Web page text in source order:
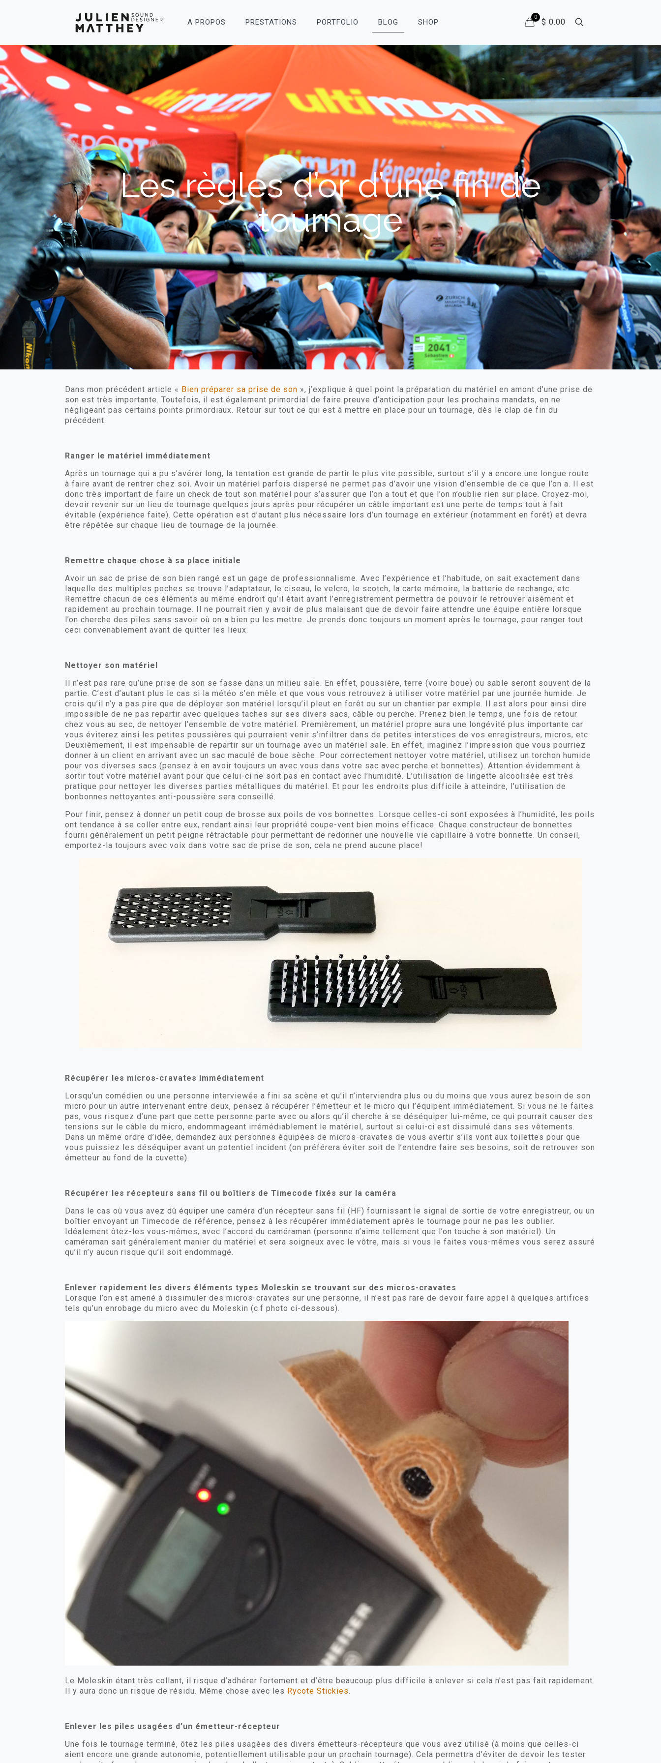
A PROPOS PRESTATIONS PORTFOLIO BLOG SHOP
0
$ 0.00
Les règles d’or d’une fin de
tournage
Dans mon précédent article « Bien préparer sa prise de son », j’explique à quel point la préparation du matériel en amont d’une prise de
son est très importante. Toutefois, il est également primordial de faire preuve d’anticipation pour les prochains mandats, en ne
négligeant pas certains points primordiaux. Retour sur tout ce qui est à mettre en place pour un tournage, dès le clap de fin du
précédent.
Ranger le matériel immédiatement
Après un tournage qui a pu s’avérer long, la tentation est grande de partir le plus vite possible, surtout s’il y a encore une longue route
à faire avant de rentrer chez soi. Avoir un matériel parfois dispersé ne permet pas d’avoir une vision d’ensemble de ce que l’on a. Il est
donc très important de faire un check de tout son matériel pour s’assurer que l’on a tout et que l’on n’oublie rien sur place. Croyez-moi,
devoir revenir sur un lieu de tournage quelques jours après pour récupérer un câble important est une perte de temps tout à fait
évitable (expérience faite). Cette opération est d’autant plus nécessaire lors d’un tournage en extérieur (notamment en forêt) et devra
être répétée sur chaque lieu de tournage de la journée.
Remettre chaque chose à sa place initiale
Avoir un sac de prise de son bien rangé est un gage de professionnalisme. Avec l’expérience et l’habitude, on sait exactement dans
laquelle des multiples poches se trouve l’adaptateur, le ciseau, le velcro, le scotch, la carte mémoire, la batterie de rechange, etc.
Remettre chacun de ces éléments au même endroit qu’il était avant l’enregistrement permettra de pouvoir le retrouver aisément et
rapidement au prochain tournage. Il ne pourrait rien y avoir de plus malaisant que de devoir faire attendre une équipe entière lorsque
l’on cherche des piles sans savoir où on a bien pu les mettre. Je prends donc toujours un moment après le tournage, pour ranger tout
ceci convenablement avant de quitter les lieux.
Nettoyer son matériel
Il n’est pas rare qu’une prise de son se fasse dans un milieu sale. En effet, poussière, terre (voire boue) ou sable seront souvent de la
partie. C’est d’autant plus le cas si la météo s’en mêle et que vous vous retrouvez à utiliser votre matériel par une journée humide. Je
crois qu’il n’y a pas pire que de déployer son matériel lorsqu’il pleut en forêt ou sur un chantier par exmple. Il est alors pour ainsi dire
impossible de ne pas repartir avec quelques taches sur ses divers sacs, câble ou perche. Prenez bien le temps, une fois de retour
chez vous au sec, de nettoyer l’ensemble de votre matériel. Premièrement, un matériel propre aura une longévité plus importante car
vous éviterez ainsi les petites poussières qui pourraient venir s’infiltrer dans de petites interstices de vos enregistreurs, micros, etc.
Deuxièmement, il est impensable de repartir sur un tournage avec un matériel sale. En effet, imaginez l’impression que vous pourriez
donner à un client en arrivant avec un sac maculé de boue sèche. Pour correctement nettoyer votre matériel, utilisez un torchon humide
pour vos diverses sacs (pensez à en avoir toujours un avec vous dans votre sac avec perche et bonnettes). Attention évidemment à
sortir tout votre matériel avant pour que celui-ci ne soit pas en contact avec l’humidité. L’utilisation de lingette alcoolisée est très
pratique pour nettoyer les diverses parties métalliques du matériel. Et pour les endroits plus difficile à atteindre, l’utilisation de
bonbonnes nettoyantes anti-poussière sera conseillé.
Pour finir, pensez à donner un petit coup de brosse aux poils de vos bonnettes. Lorsque celles-ci sont exposées à l’humidité, les poils
ont tendance à se coller entre eux, rendant ainsi leur propriété coupe-vent bien moins efficace. Chaque constructeur de bonnettes
fourni généralement un petit peigne rétractable pour permettant de redonner une nouvelle vie capillaire à votre bonnette. Un conseil,
emportez-la toujours avec voix dans votre sac de prise de son, cela ne prend aucune place!
Récupérer les micros-cravates immédiatement
Lorsqu’un comédien ou une personne interviewée a fini sa scène et qu’il n’interviendra plus ou du moins que vous aurez besoin de son
micro pour un autre intervenant entre deux, pensez à récupérer l’émetteur et le micro qui l’équipent immédiatement. Si vous ne le faites
pas, vous risquez d’une part que cette personne parte avec ou alors qu’il cherche à se déséquiper lui-même, ce qui pourrait causer des
tensions sur le câble du micro, endommageant irrémédiablement le matériel, surtout si celui-ci est dissimulé dans ses vêtements.
Dans un même ordre d’idée, demandez aux personnes équipées de micros-cravates de vous avertir s’ils vont aux toilettes pour que
vous puissiez les déséquiper avant un potentiel incident (on préférera éviter soit de l’entendre faire ses besoins, soit de retrouver son
émetteur au fond de la cuvette).
Récupérer les récepteurs sans fil ou boîtiers de Timecode fixés sur la caméra
Dans le cas où vous avez dû équiper une caméra d’un récepteur sans fil (HF) fournissant le signal de sortie de votre enregistreur, ou un
boîtier envoyant un Timecode de référence, pensez à les récupérer immédiatement après le tournage pour ne pas les oublier.
Idéalement ôtez-les vous-mêmes, avec l’accord du caméraman (personne n’aime tellement que l’on touche à son matériel). Un
caméraman sait généralement manier du matériel et sera soigneux avec le vôtre, mais si vous le faites vous-mêmes vous serez assuré
qu’il n’y aucun risque qu’il soit endommagé.
Enlever rapidement les divers éléments types Moleskin se trouvant sur des micros-cravates
Lorsque l’on est amené à dissimuler des micros-cravates sur une personne, il n’est pas rare de devoir faire appel à quelques artifices
tels qu’un enrobage du micro avec du Moleskin (c.f photo ci-dessous).
Le Moleskin étant très collant, il risque d’adhérer fortement et d’être beaucoup plus difficile à enlever si cela n’est pas fait rapidement.
Il y aura donc un risque de résidu. Même chose avec les Rycote Stickies.
Enlever les piles usagées d’un émetteur-récepteur
Une fois le tournage terminé, ôtez les piles usagées des divers émetteurs-récepteurs que vous avez utilisé (à moins que celles-ci
aient encore une grande autonomie, potentiellement utilisable pour un prochain tournage). Cela permettra d’éviter de devoir les tester